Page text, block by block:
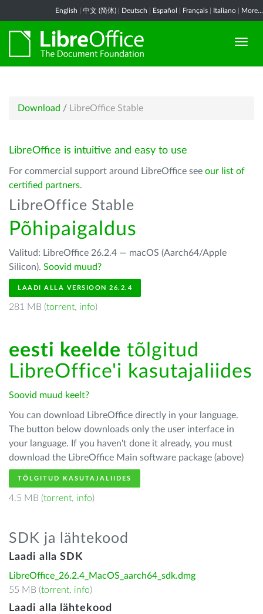
English 中文 (简体) Deutsch Español Français Italiano More...
Download / LibreOffice Stable
LibreOffice is intuitive and easy to use
For commercial support around LibreOffice see our list of
certified partners.
LibreOffice Stable
Põhipaigaldus
Valitud: LibreOffice 26.2.4 — macOS (Aarch64/Apple
Silicon). Soovid muud?
LAADI ALLA VERSIOON 26.2.4
281 MB (torrent, info)
eesti keelde tõlgitud
LibreOffice'i kasutajaliides
Soovid muud keelt?
You can download LibreOffice directly in your language.
The button below downloads only the user interface in
your language. If you haven't done it already, you must
download the LibreOffice Main software package (above)
TÕLGITUD KASUTAJALIIDES
4.5 MB (torrent, info)
SDK ja lähtekood
Laadi alla SDK
LibreOffice_26.2.4_MacOS_aarch64_sdk.dmg
55 MB (torrent, info)
Laadi alla lähtekood